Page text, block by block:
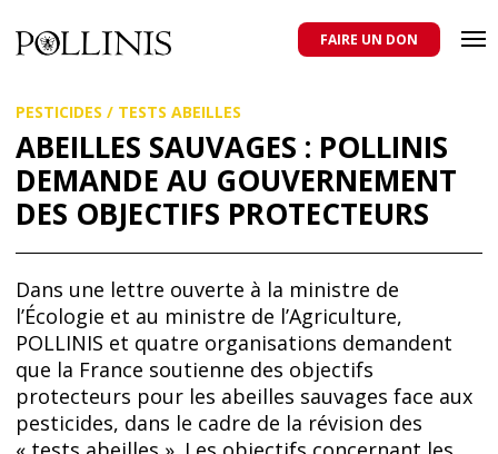
au
contenu
principal
domestiques et sauvages, et pour une agriculture qui respecte tous
les pollinisateurs
FAIRE UN DON
PESTICIDES / TESTS ABEILLES
ABEILLES SAUVAGES : POLLINIS
DEMANDE AU GOUVERNEMENT
DES OBJECTIFS PROTECTEURS
Dans une lettre ouverte à la ministre de
l’Écologie et au ministre de l’Agriculture,
POLLINIS et quatre organisations demandent
que la France soutienne des objectifs
protecteurs pour les abeilles sauvages face aux
pesticides, dans le cadre de la révision des